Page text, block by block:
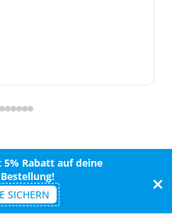
Rabatt auf deine
SICHERN